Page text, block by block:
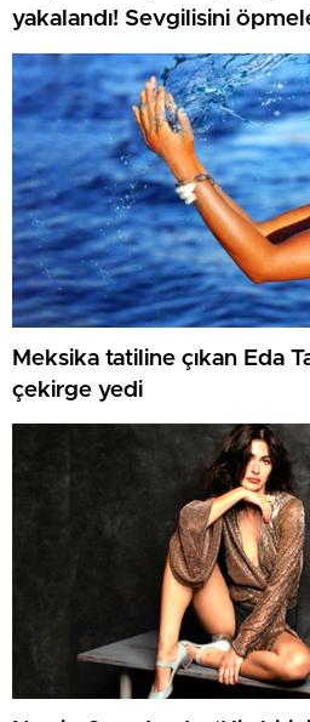
yakalandı! Sevgilisini
Meksika tatiline çıkan Eda
çekirge yedi